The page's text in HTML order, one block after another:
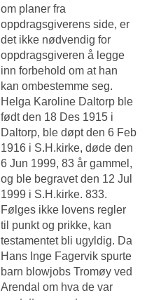
om planer fra
oppdragsgiverens side, er
det ikke nødvendig for
oppdragsgiveren å legge
inn forbehold om at han
kan ombestemme seg.
Helga Karoline Daltorp ble
født den 18 Des 1915 i
Daltorp, ble døpt den 6 Feb
1916 i S.H.kirke, døde den
6 Jun 1999, 83 år gammel,
og ble begravet den 12 Jul
1999 i S.H.kirke. 833.
Følges ikke lovens regler
til punkt og prikke, kan
testamentet bli ugyldig. Da
Hans Inge Fagervik spurte
barn blowjobs Tromøy ved
Arendal om hva de var